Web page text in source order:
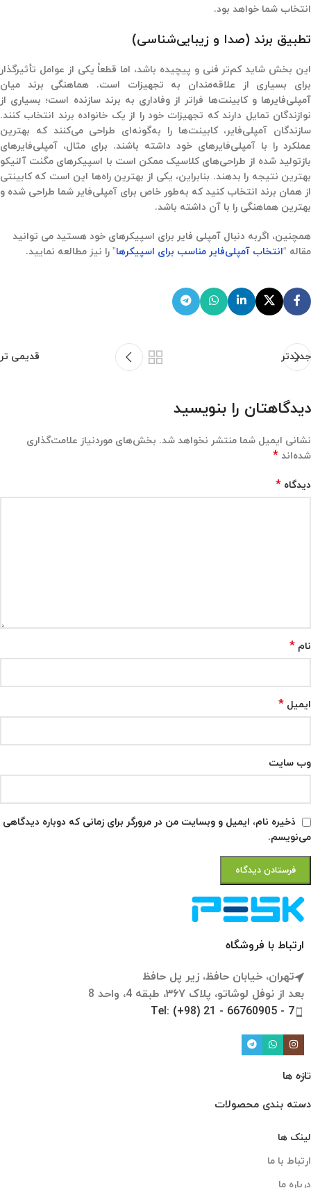
انتخاب شما خواهد بود.
تطبیق برند (صدا و زیبایی‌شناسی)
این بخش شاید کم‌تر فنی و پیچیده باشد، اما قطعاً یکی از عوامل تأثیرگذار
برای بسیاری از علاقه‌مندان به تجهیزات است. هماهنگی برند میان
آمپلی‌فایرها و کابینت‌ها فراتر از وفاداری به برند سازنده است؛ بسیاری از
نوازندگان تمایل دارند که تجهیزات خود را از یک خانواده برند انتخاب کنند.
سازندگان آمپلی‌فایر، کابینت‌ها را به‌گونه‌ای طراحی می‌کنند که بهترین
عملکرد را با آمپلی‌فایرهای خود داشته باشند. برای مثال، آمپلی‌فایرهای
بازتولید شده از طراحی‌های کلاسیک ممکن است با اسپیکرهای مگنت آلنیکو
بهترین نتیجه را بدهند. بنابراین، یکی از بهترین راه‌ها این است که کابینتی
از همان برند انتخاب کنید که به‌طور خاص برای آمپلی‌فایر شما طراحی شده و
بهترین هماهنگی را با آن داشته باشد.
همچنین، اگربه دنبال آمپلی فایر برای اسپیکرهای خود هستید می توانید
مقاله “انتخاب آمپلی‌فایر مناسب برای اسپیکرها” را نیز مطالعه نمایید.
جدیدتر قدیمی تر
دیدگاهتان را بنویسید
نشانی ایمیل شما منتشر نخواهد شد. بخش‌های موردنیاز علامت‌گذاری
شده‌اند *
دیدگاه *
نام *
ایمیل *
وب‌ سایت
ذخیره نام، ایمیل و وبسایت من در مرورگر برای زمانی که دوباره دیدگاهی
می‌نویسم.
ارتباط با فروشگاه
تهران، خیابان حافظ، زیر پل حافظ
بعد از نوفل لوشاتو، پلاک ۳۶۷، طبقه 4، واحد 8
Tel: (+98) 21 - 66760905 - 7
تازه ها
دسته بندی محصولات
لینک ها
ارتباط با ما
درباره ما